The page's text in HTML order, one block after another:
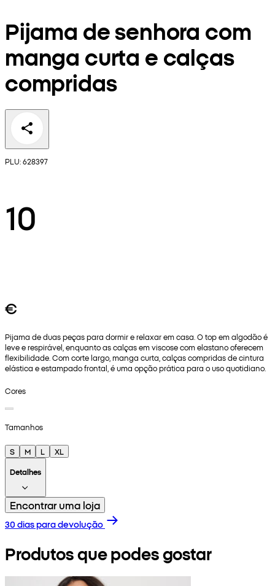
Pijama de senhora com
manga curta e calças
compridas
PLU: 628397
10
€
Pijama de duas peças para dormir e relaxar em casa. O top em algodão é
leve e respirável, enquanto as calças em viscose com elastano oferecem
flexibilidade. Com corte largo, manga curta, calças compridas de cintura
elástica e estampado frontal, é uma opção prática para o uso quotidiano.
Cores
Tamanhos
S M L
XL
Detalhes
Encontrar uma loja
30 dias para devolução
Produtos que podes gostar